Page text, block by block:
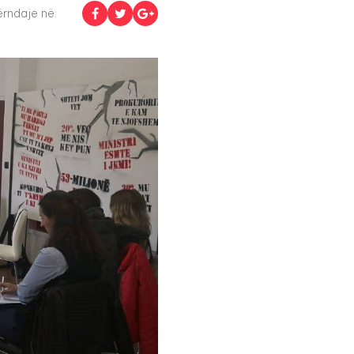
në: